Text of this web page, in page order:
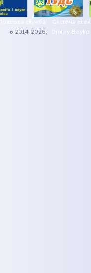
Поштова служба
Система
© 2014-2026,
Dmitry Boyko